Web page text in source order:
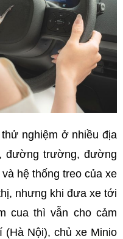
nghiệm ở nhiều địa
đường trường, đường
hệ thống treo của xe
nhưng khi đưa xe tới
cua thì vẫn cho cảm
(Hà Nội), chủ xe Minio